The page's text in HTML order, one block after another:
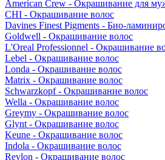
American Crew - Окрашивание для
CHI - Окрашивание волос
Davines Finest Pigments - Био-
Goldwell - Окрашивание волос
L'Oreal Professionnel - Окрашивание
Lebel - Окрашивание волос
Londa - Окрашивание волос
Matrix - Окрашивание волос
Schwarzkopf - Окрашивание волос
Wella - Окрашивание волос
Greymy - Окрашивание волос
Glynt - Окрашивание волос
Keune - Окрашивание волос
Indola - Окрашивание волос
Revlon - Окрашивание волос